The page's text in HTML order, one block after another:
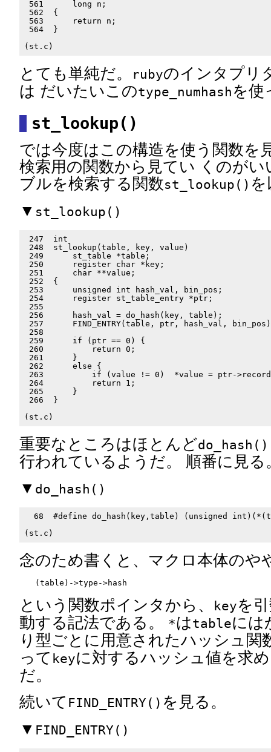
561      long n;
562  {
563      return n;
564  }
とても単純だ。 rubyのインタプリ
は だいたいこのtype_numhash を使
st_lookup()
では今度はこの構造を使う関数を
検索用の関数から見てい くのが
ブルを検索する関数st_lookup()
▼ st_lookup()
247  int
248  st_lookup(table, key, value)
249      st_table *table;
250      register char *key;
251      char **value;
252  {
253      unsigned int hash_val, bin_pos;
254      register st_table_entry *ptr;
255
256      hash_val = do_hash(key, table);
257      FIND_ENTRY(table, ptr, hash_val,
258
259      if (ptr == 0) {
260          return 0;
261      }
262      else {
263          if (value != 0)  *value = ptr-
264          return 1;
265      }
266  }
重要なところはほとんどdo_hash()
行われているようだ。 順番に見る
▼ do_hash()
68  #define do_hash(key,table) (unsigned
念のため書くと、マクロ本体のや
という関数ポインタから、 keyを
動する記法である。
*はtableには
り型ごとに用意されたハッシュ関
って keyに対するハッシュ値を求
だ。
続いて FIND_ENTRY() を見る。
▼ FIND_ENTRY()